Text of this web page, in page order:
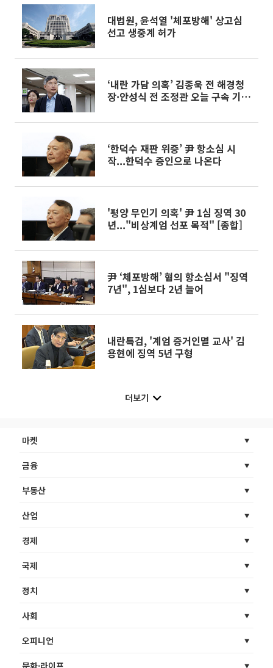
대법원, 윤석열 '체포방해' 상고심
선고 생중계 허가
‘내란 가담 의혹’ 김종욱 전 해경청
장·안성식 전 조정관 오늘 구속 기
‘한덕수 재판 위증’ 尹 항소심 시
작...한덕수 증인으로 나온다
'평양 무인기 의혹' 尹 1심 징역 30
년..."비상계엄 선포 목적" [종합]
尹 ‘체포방해’ 혐의 항소심서 "징역
7년", 1심보다 2년 늘어
내란특검, '계엄 증거인멸 교사' 김
용현에 징역 5년 구형
더보기
마켓
금융
부동산
산업
경제
국제
정치
사회
오피니언
문화·라이프